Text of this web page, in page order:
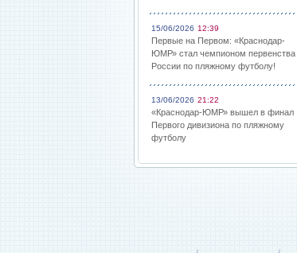
15/06/2026 12:39
Первые на Первом: «Краснодар-
ЮМР» стал чемпионом первенства
России по пляжному футболу!
13/06/2026 21:22
«Краснодар-ЮМР» вышел в финал
Первого дивизиона по пляжному
футболу